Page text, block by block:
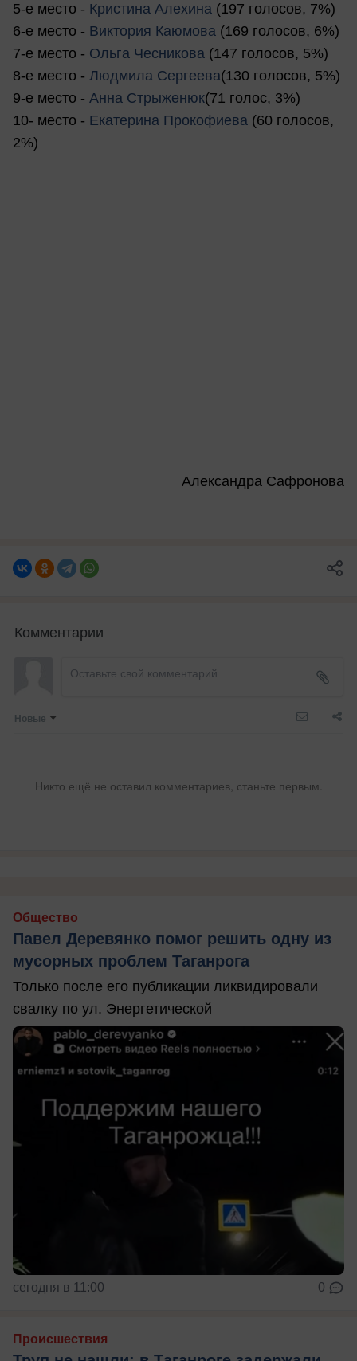
5-е место - Кристина Алехина (197 голосов, 7%)
6-е место - Виктория Каюмова (169 голосов, 6%)
7-е место - Ольга Чесникова (147 голосов, 5%)
8-е место - Людмила Сергеева(130 голосов, 5%)
9-е место - Анна Стрыженюк(71 голос, 3%)
10- место - Екатерина Прокофиева (60 голосов,
2%)
Александра Сафронова
Комментарии
Новые
Никто ещё не оставил комментариев, станьте первым.
Общество
Павел Деревянко помог решить одну из
мусорных проблем Таганрога
Только после его публикации ликвидировали
свалку по ул. Энергетической
сегодня в 11:00 0
Происшествия